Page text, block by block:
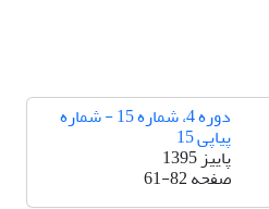
دوره 4، شماره 15 - شماره
پیاپی 15
پاییز 1395
صفحه61-82